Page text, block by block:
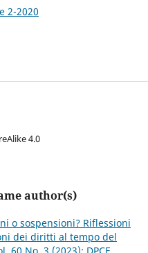
2-2020
4.0
author(s)
o sospensioni? Riflessioni
dei diritti al tempo del